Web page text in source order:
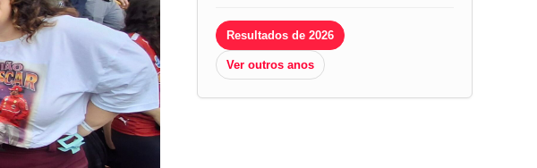
Resultados de 2026
Ver outros anos